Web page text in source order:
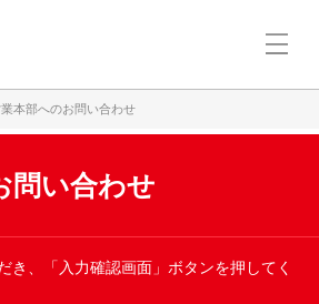
本部へのお問い合わせ
問い合わせ
き、「入力確認画面」ボタンを押してく